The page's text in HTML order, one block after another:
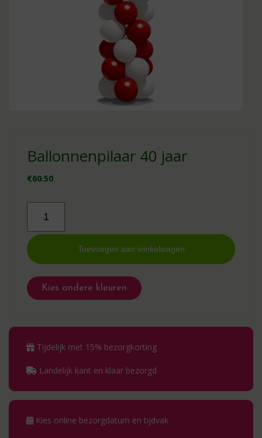
Ballonnenpilaar 40 jaar
€60.50
jaar
aantal
Toevoegen aan winkelwagen
Kies andere kleuren
Tijdelijk met 15% bezorgkorting
Landelijk kant en klaar bezorgd
Kies online bezorgdatum en tijdvak